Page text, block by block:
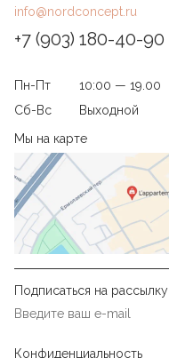
info@nordconcept.ru
+7 (903) 180-40-90
Пн-Пт
10:00 — 19.00
Сб-Вс
Выходной
Мы на карте
Подписаться на рассылку
Конфиденциальность